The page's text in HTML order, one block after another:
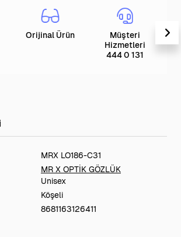
Orijinal Ürün
Müşteri
Hizmetleri
444 0 131
MRX LO186-C31
MR X OPTİK GÖZLÜK
Unisex
Köşeli
8681163126411